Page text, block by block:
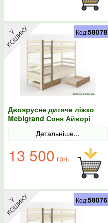
Двоярусне дитяче ліжко
Mebigrand Соня Айворі
(S0505Y30R)/Горіх світлий
80х200 з ящиками
Детальніше...
13 500 грн.
Код:58078
Код:58076